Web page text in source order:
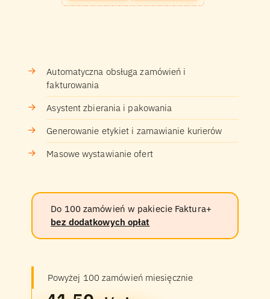
Automatyczna obsługa zamówień i
fakturowania
Asystent zbierania i pakowania
Generowanie etykiet i zamawianie kurierów
Masowe wystawianie ofert
Do 100 zamówień w pakiecie Faktura+
bez dodatkowych opłat
Powyżej 100 zamówień miesięcznie